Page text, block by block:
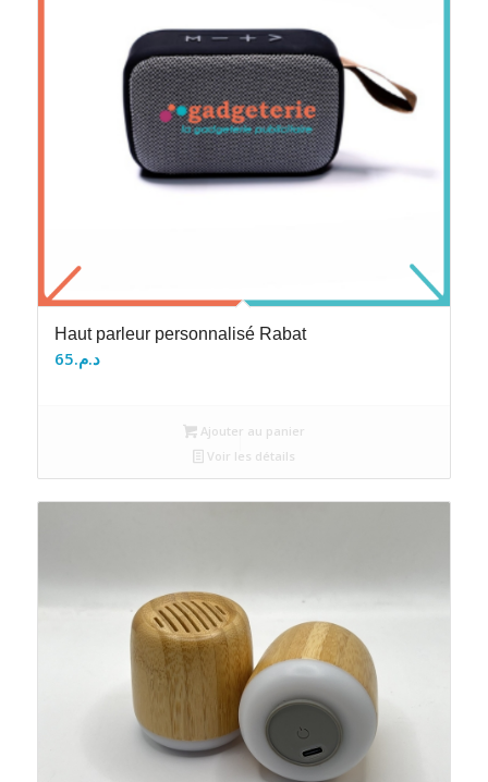
Haut parleur personnalisé Rabat
د.م.65
Ajouter au panier
Voir les détails